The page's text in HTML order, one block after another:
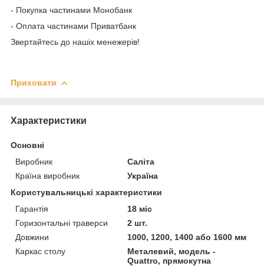
- Покупка частинами Монобанк
- Оплата частинами Приватбанк
Звертайтесь до нашіх менежерів!
Приховати
Характеристики
Основні
Виробник
Саліта
Країна виробник
Україна
Користувальницькі характеристики
Гарантія
18 міс
Горизонтальні траверси
2 шт.
Довжини
1000, 1200, 1400 або 1600 мм
Каркас столу
Металевий, модель -
Quattro, прямокутна